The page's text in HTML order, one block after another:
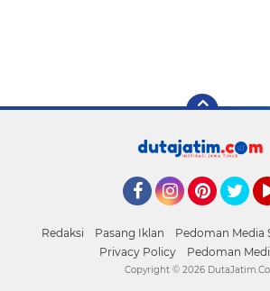
Redaksi Pasang Iklan Pedoman Media
Privacy Policy
Pedoman
Copyright © 2026